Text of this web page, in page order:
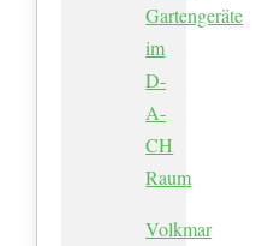
Gartengeräte
im
D-
A-
CH
Raum
Volkmar